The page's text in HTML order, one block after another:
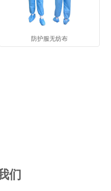
防护服无纺布
们